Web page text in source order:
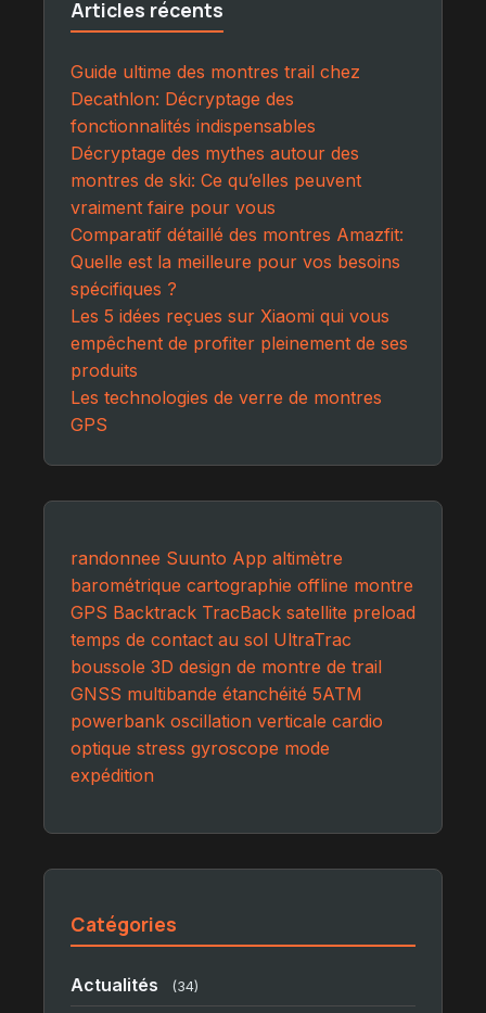
Articles récents
Guide ultime des montres trail chez
Decathlon: Décryptage des
fonctionnalités indispensables
Décryptage des mythes autour des
montres de ski: Ce qu’elles peuvent
vraiment faire pour vous
Comparatif détaillé des montres Amazfit:
Quelle est la meilleure pour vos besoins
spécifiques ?
Les 5 idées reçues sur Xiaomi qui vous
empêchent de profiter pleinement de ses
produits
Les technologies de verre de montres
GPS
randonnee Suunto App altimètre
barométrique cartographie offline montre
GPS Backtrack TracBack satellite preload
temps de contact au sol UltraTrac
boussole 3D design de montre de trail
GNSS multibande étanchéité 5ATM
powerbank oscillation verticale cardio
optique stress gyroscope mode
expédition
Catégories
Actualités (34)